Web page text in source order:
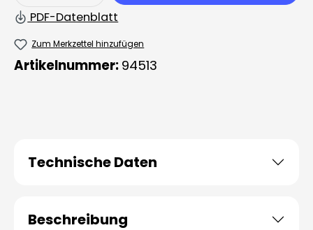
PDF-Datenblatt
Zum Merkzettel hinzufügen
Artikelnummer: 94513
Technische Daten
Beschreibung